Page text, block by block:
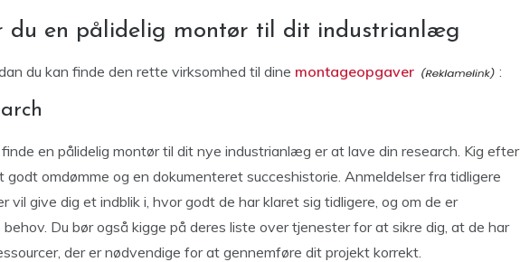
du en pålidelig montør til dit industrianlæg
du kan finde den rette virksomhed til dine montageopgaver :
en pålidelig montør til dit nye industrianlæg er at lave din research. Kig efter
godt omdømme og en dokumenteret succeshistorie. Anmeldelser fra tidligere
vil give dig et indblik i, hvor godt de har klaret sig tidligere, og om de er
behov. Du bør også kigge på deres liste over tjenester for at sikre dig, at de har
der er nødvendige for at gennemføre dit projekt korrekt.